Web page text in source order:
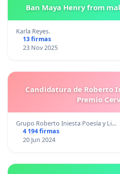
Ban Maya Henry from
Karla Reyes.
13 firmas
23 Nov 2025
Candidatura de Roberto
Premio
Grupo Roberto Iniesta Poesía y Li…
4 194 firmas
20 Jun 2024